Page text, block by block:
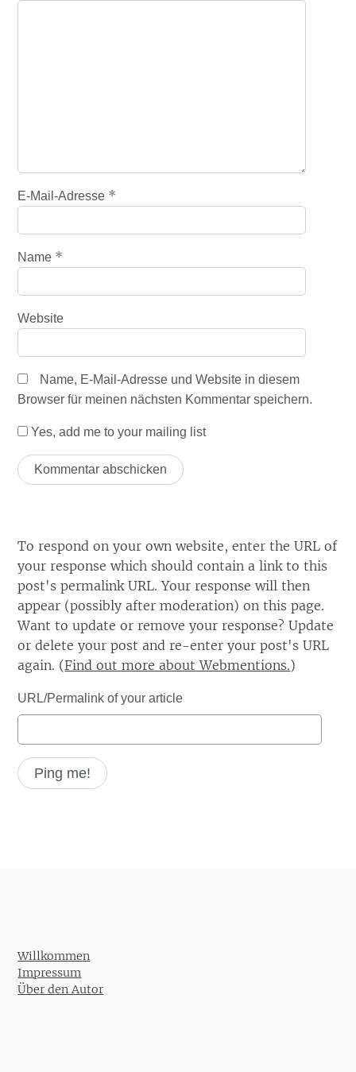
E-Mail-Adresse *
Name *
Website
Name, E-Mail-Adresse und Website in diesem
Browser für meinen nächsten Kommentar speichern.
Yes, add me to your mailing list
To respond on your own website, enter the URL of
your response which should contain a link to this
post's permalink URL. Your response will then
appear (possibly after moderation) on this page.
Want to update or remove your response? Update
or delete your post and re-enter your post's URL
again. (Find out more about Webmentions.)
URL/Permalink of your article
Willkommen
Impressum
Über den Autor